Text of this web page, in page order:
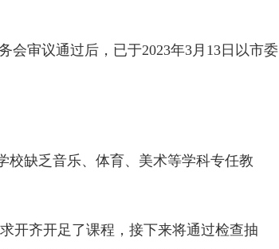
审议通过后，已于2023年3月13日以市委
缺乏音乐、体育、美术等学科专任教
齐开足了课程，接下来将通过检查抽